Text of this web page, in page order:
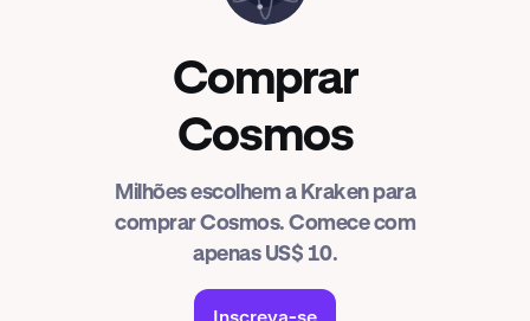
Comprar
Cosmos
Milhões escolhem a Kraken para
comprar Cosmos. Comece com
apenas US$ 10.